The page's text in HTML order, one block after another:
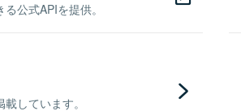
公式APIを提供。
しています。